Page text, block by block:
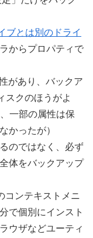
ブとは別のドライ
からプロパティで
があり、バックア
スクのほうがよ
一部の属性は保
かったが）
のではなく、必ず
体をバックアップ
コンテキストメニ
で個別にインスト
ウザなどユーティ